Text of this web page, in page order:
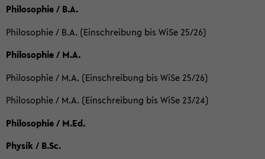
Philosophie / B.A.
Philosophie / B.A. (Einschreibung bis WiSe 25/26)
Philosophie / M.A.
Philosophie / M.A. (Einschreibung bis WiSe 25/26)
Philosophie / M.A. (Einschreibung bis WiSe 23/24)
Philosophie / M.Ed.
Physik / B.Sc.